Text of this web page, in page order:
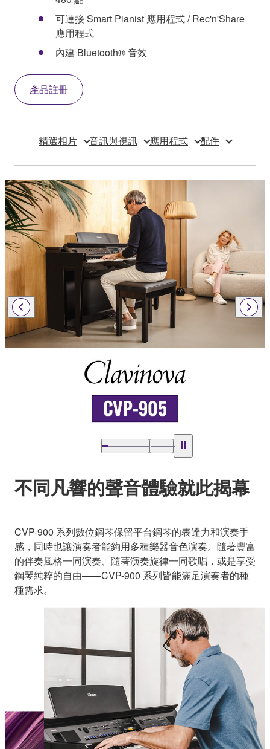
可連接 Smart Pianist 應用程式 / Rec'n'Share
應用程式
內建 Bluetooth® 音效
產品註冊
精選相片 音訊與視訊 應用程式 配件
不同凡響的聲音體驗就此揭幕
CVP-900 系列數位鋼琴保留平台鋼琴的表達力和演奏手
感，同時也讓演奏者能夠用多種樂器音色演奏。隨著豐富
的伴奏風格一同演奏、隨著演奏旋律一同歌唱，或是享受
鋼琴純粹的自由——CVP-900 系列皆能滿足演奏者的種
種需求。